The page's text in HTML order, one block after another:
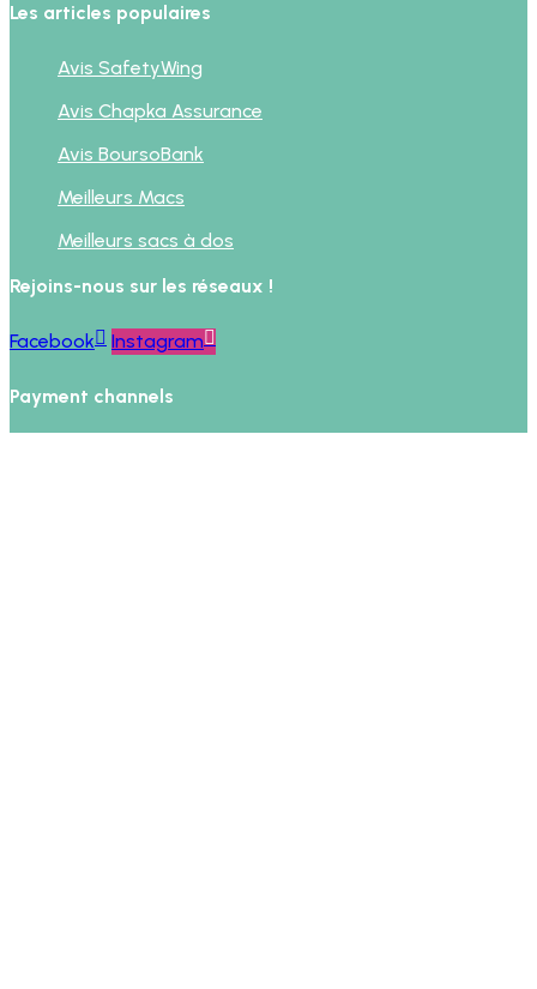
Les articles populaires
Avis SafetyWing
Avis Chapka Assurance
Avis BoursoBank
Meilleurs Macs
Meilleurs sacs à dos
Rejoins-nous sur les réseaux !
Facebook Instagram
Payment channels